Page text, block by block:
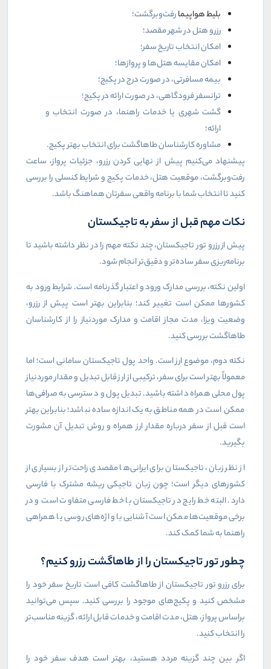
بلیط هواپیمارفت‌وبرگشت؛
رزرو هتل در شهر مقصد؛
امکان انتخاب تاریخ سفر؛
امکان مقایسه هتل‌ها و پروازها؛
بیمه مسافرتی، در صورت درج در پکیج؛
ترانسفر فرودگاهی، در صورت ارائه در پکیج؛
گشت شهری یا خدمات راهنما، در صورت انتخاب و
ارائه؛
مشاوره کارشناسان طاهاگشت برای انتخاب بهتر پکیج.
پیشنهاد می‌کنیم پیش از نهایی کردن رزرو، جزئیات پرواز، ساعت
رفت‌وبرگشت، موقعیت هتل، خدمات پکیج و شرایط کنسلی را بررسی
کنید تا انتخاب شما با برنامه واقعی سفرتان هماهنگ باشد.
نکات مهم قبل از سفر به تاجیکستان
پیش از رزرو تور تاجیکستان، چند نکته مهم را در نظر داشته باشید تا
برنامه‌ریزی سفر ساده‌تر و دقیق‌تر انجام شود.
اولین نکته، بررسی مدارک ورود و اعتبار گذرنامه است. شرایط ورود به
کشورها ممکن است تغییر کند؛ بنابراین بهتر است پیش از رزرو،
وضعیت ویزا، مدت مجاز اقامت و مدارک موردنیاز را از کارشناسان
طاهاگشت بررسی کنید.
نکته دوم، موضوع ارز است. واحد پول تاجیکستان سامانی است؛ اما
معمولاً بهتر است برای سفر، ترکیبی از ارز قابل تبدیل و مقدار موردنیاز
پول محلی همراه داشته باشید. تبدیل پول و دسترسی به صرافی‌ها
ممکن است در همه مناطق به یک اندازه ساده نباشد؛ بنابراین بهتر
است قبل از سفر درباره مقدار ارز همراه و روش تبدیل آن مشورت
بگیرید.
از نظر زبان، تاجیکستان برای ایرانی‌ها مقصدی راحت‌تر از بسیاری از
کشورهای دیگر است؛ چون زبان تاجیکی ریشه مشترک با فارسی
دارد. البته خط رایج در تاجیکستان با خط فارسی متفاوت است و در
برخی موقعیت‌ها ممکن است آشنایی با واژه‌های روسی یا همراهی
راهنما به شما کمک کند.
چطور تور تاجیکستان را از طاهاگشت رزرو کنیم؟
برای رزرو تور تاجیکستان از طاهاگشت کافی است تاریخ سفر خود را
مشخص کنید و پکیج‌های موجود را بررسی کنید. سپس می‌توانید
براساس پرواز، هتل، مدت اقامت و خدمات قابل ارائه، گزینه مناسب‌تر
را انتخاب کنید.
اگر بین چند گزینه مردد هستید، بهتر است هدف سفر خود را